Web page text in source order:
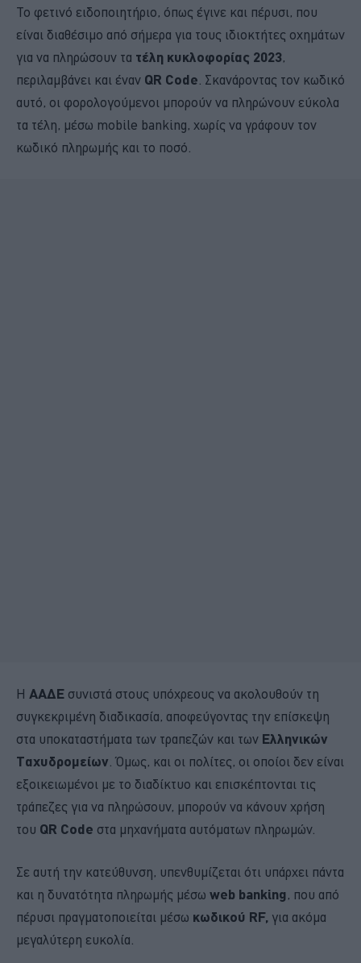
Το φετινό ειδοποιητήριο, όπως έγινε και πέρυσι, που
είναι διαθέσιμο από σήμερα για τους ιδιοκτήτες οχημάτων
για να πληρώσουν τα τέλη κυκλοφορίας 2023,
περιλαμβάνει και έναν QR Code . Σκανάροντας τον κωδικό
αυτό, οι φορολογούμενοι μπορούν να πληρώνουν εύκολα
τα τέλη, μέσω mobile banking, χωρίς να γράφουν τον
κωδικό πληρωμής και το ποσό.
Η ΑΑΔΕ συνιστά στους υπόχρεους να ακολουθούν τη
συγκεκριμένη διαδικασία, αποφεύγοντας την επίσκεψη
στα υποκαταστήματα των τραπεζών και των Ελληνικών
Ταχυδρομείων . Όμως, και οι πολίτες, οι οποίοι δεν είναι
εξοικειωμένοι με το διαδίκτυο και επισκέπτονται τις
τράπεζες για να πληρώσουν, μπορούν να κάνουν χρήση
του QR Code στα μηχανήματα αυτόματων πληρωμών.
Σε αυτή την κατεύθυνση, υπενθυμίζεται ότι υπάρχει πάντα
και η δυνατότητα πληρωμής μέσω web banking, που από
πέρυσι πραγματοποιείται μέσω κωδικού RF, για ακόμα
μεγαλύτερη ευκολία.